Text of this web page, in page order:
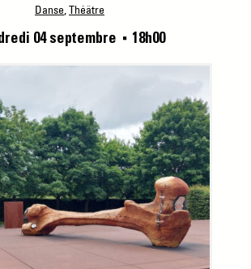
Danse, Théâtre
04 septembre ■ 18h00